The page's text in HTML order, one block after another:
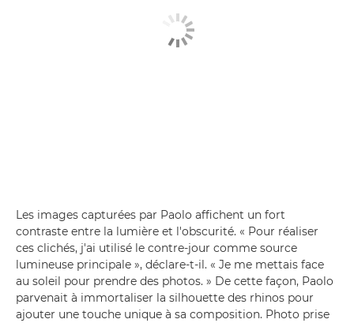
Les images capturées par Paolo affichent un fort
contraste entre la lumière et l'obscurité. « Pour réaliser
ces clichés, j'ai utilisé le contre-jour comme source
lumineuse principale », déclare-t-il. « Je me mettais face
au soleil pour prendre des photos. » De cette façon, Paolo
parvenait à immortaliser la silhouette des rhinos pour
ajouter une touche unique à sa composition. Photo prise